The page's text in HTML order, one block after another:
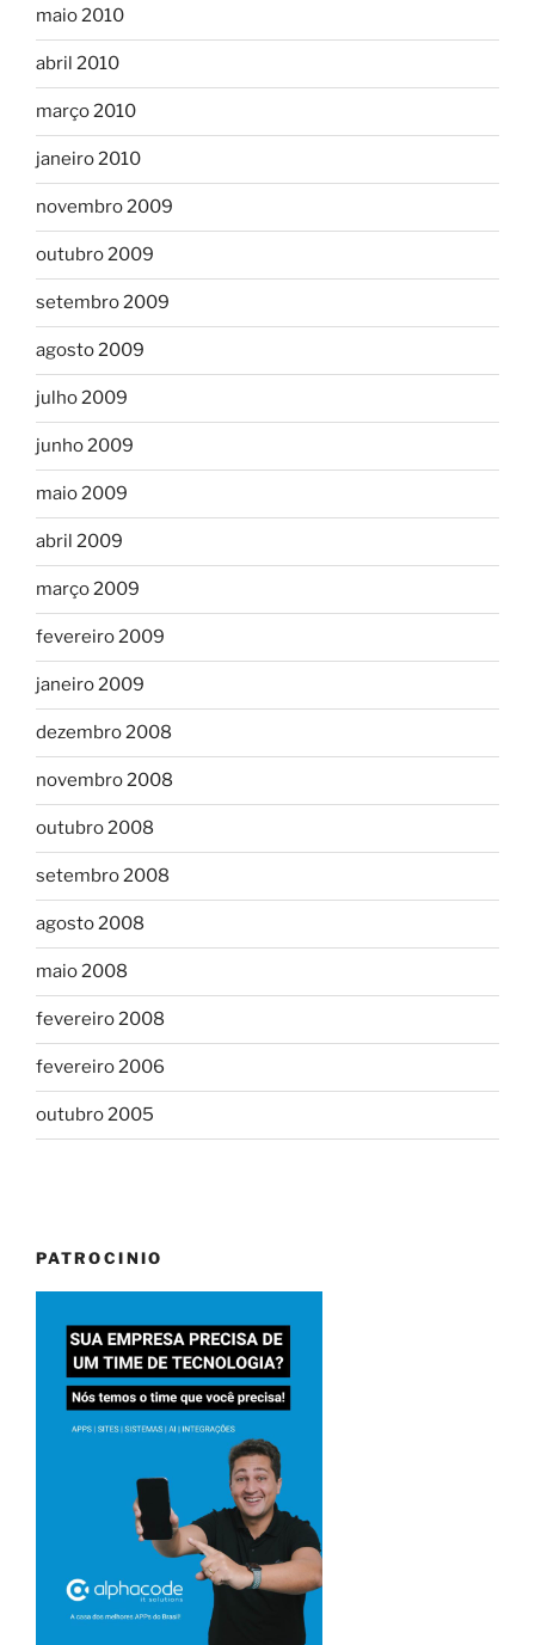
maio 2010
abril 2010
março 2010
janeiro 2010
novembro 2009
outubro 2009
setembro 2009
agosto 2009
julho 2009
junho 2009
maio 2009
abril 2009
março 2009
fevereiro 2009
janeiro 2009
dezembro 2008
novembro 2008
outubro 2008
setembro 2008
agosto 2008
maio 2008
fevereiro 2008
fevereiro 2006
outubro 2005
PATROCINIO